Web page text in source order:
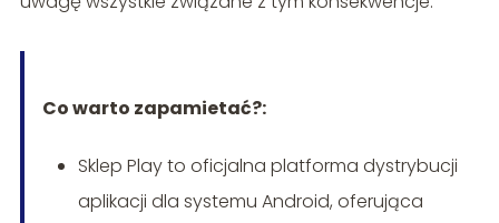
Co warto zapamietać?:
Sklep Play to oficjalna platforma dystrybucji
aplikacji dla systemu Android, oferująca